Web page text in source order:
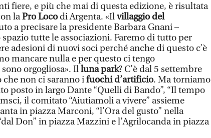
fiere, e più che mai di questa edizione, è risultata
laPro Locodi Argenta. «Ilvillaggio del
a precisare la presidente Barbara Gnani –
tutte le associazioni. Faremo di tutto per
adesioni di nuovi soci perché anche di questo c’è
mancare nulla e per questo ci tengo
orgogliosa». Illuna park? C’è dal 5 settembre
non ci saranno ifuochi d’artificio. Ma torniamo
posto in largo Dante “Quelli di Bando”, “Il tempo
il comitato “Aiutiamoli a vivere” assieme
in piazza Marconi, “l’Ora del gusto” nella
Don” in piazza Mazzini e l’Agrilocanda in piazza